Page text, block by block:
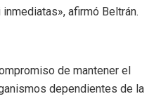
afirmó Beltrán.
de mantener el
dependientes de la